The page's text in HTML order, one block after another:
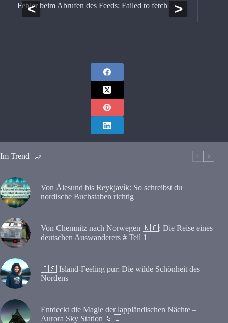
<
Fehler beim Abrufen des Feeds: Failed to fetch >
Im Trend
Von Ålesund bis Reykjavík: So schreibst du
nordische Buchstaben richtig
Von Chemnitz nach Norwegen 🇳🇴: Die Reise eines
deutschen Auswanderers # Teil 1
🇮🇸 Island-Feeling pur: Die wilde Schönheit des
Nordens
Entdeckt die Magie der lappländischen Nächte –
Aurora Sky Station 🇸🇪